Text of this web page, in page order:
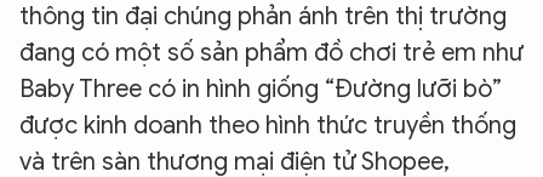
thông tin đại chúng phản ánh trên thị trường
đang có một số sản phẩm đồ chơi trẻ em như
Baby Three có in hình giống “Đường lưỡi bò”
được kinh doanh theo hình thức truyền thống
và trên sàn thương mại điện tử Shopee,